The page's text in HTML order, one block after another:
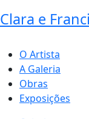
Clara e
O Artista
A Galeria
Obras
Exposições